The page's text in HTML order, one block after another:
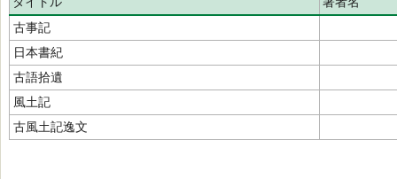
古事記
日本書紀
古語拾遺
風土記
古風土記逸文